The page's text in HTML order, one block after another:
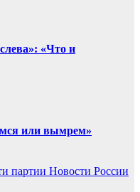
«Что и
или вымрем»
партии Новости России